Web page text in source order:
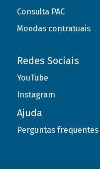
Consulta PAC
Moedas contratuais
Redes Sociais
YouTube
Instagram
Ajuda
Perguntas frequentes